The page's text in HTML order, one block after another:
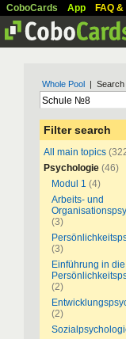
CoboCards App FAQ
Whole Pool | Search
Filter search
All main topics
Psychologie (46)
Modul 1 (4)
Arbeits- und
(3)
(3)
Einführung in die
(2)
(2)